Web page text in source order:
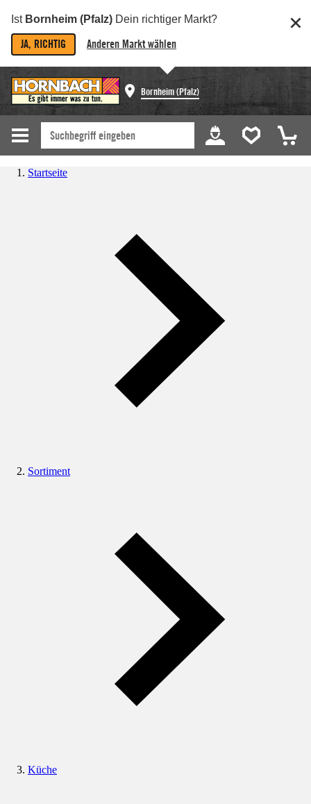
Ist Bornheim (Pfalz) Dein richtiger Markt?
JA, RICHTIG Anderen Markt wählen
Bornheim (Pfalz)
Startseite
Sortiment
Küche